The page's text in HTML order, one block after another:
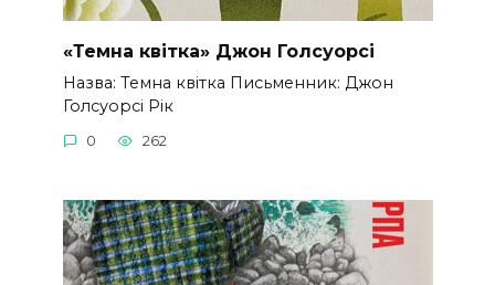
«Темна квітка» Джон Голсуорсі
Назва: Темна квітка Письменник: Джон
Голсуорсі Рік
0 262